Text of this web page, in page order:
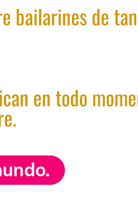
bailarines de
en todo